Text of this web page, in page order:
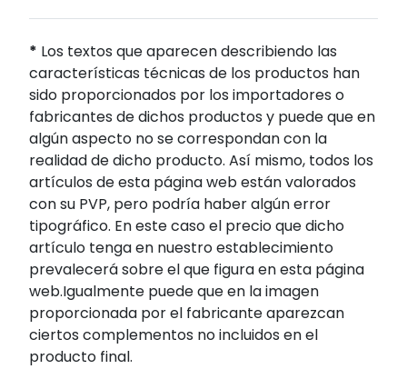
* Los textos que aparecen describiendo las
características técnicas de los productos han
sido proporcionados por los importadores o
fabricantes de dichos productos y puede que en
algún aspecto no se correspondan con la
realidad de dicho producto. Así mismo, todos los
artículos de esta página web están valorados
con su PVP, pero podría haber algún error
tipográfico. En este caso el precio que dicho
artículo tenga en nuestro establecimiento
prevalecerá sobre el que figura en esta página
web.Igualmente puede que en la imagen
proporcionada por el fabricante aparezcan
ciertos complementos no incluidos en el
producto final.